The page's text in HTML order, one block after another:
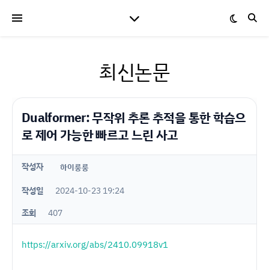
최신논문
Dualformer: 무작위 추론 추적을 통한 학습으
로 제어 가능한 빠르고 느린 사고
작성자 하이룽룽
작성일
2024-10-23 19:24
조회
407
https://arxiv.org/abs/2410.09918v1